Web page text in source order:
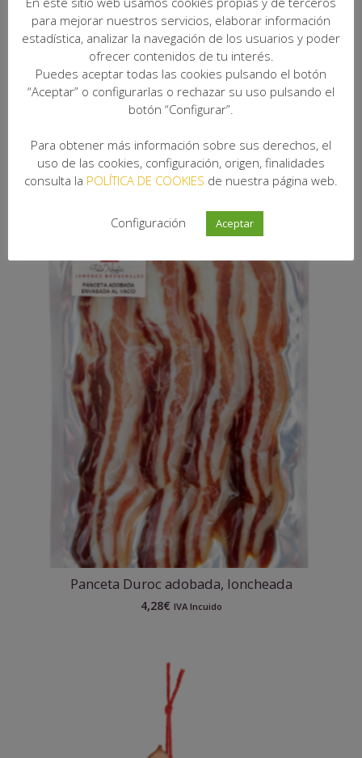
Panceta Duroc adobada, entera
Desde:22,21€IVA Incluido
Panceta Duroc adobada, loncheada
4,28€ IVA Incuido
para mejorar nuestros servicios, elaborar información
estadística, analizar la navegación de los usuarios y poder
ofrecer contenidos de tu interés.
Puedes aceptar todas las cookies pulsando el botón
“Aceptar” o configurarlas o rechazar su uso pulsando el
botón “Configurar”.
Para obtener más información sobre sus derechos, el
uso de las cookies, configuración, origen, finalidades
consulta la POLÍTICA DE COOKIES de nuestra página web.
Configuración Aceptar